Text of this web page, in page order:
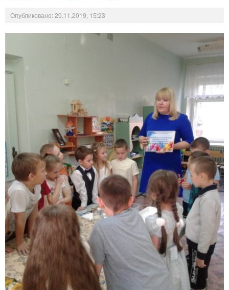
Опубликовано: 20.11.2019, 15:23